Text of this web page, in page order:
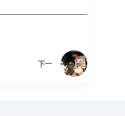
下一